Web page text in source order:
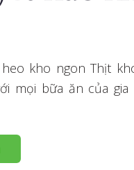
kho ngon Thịt
mọi bữa ăn của